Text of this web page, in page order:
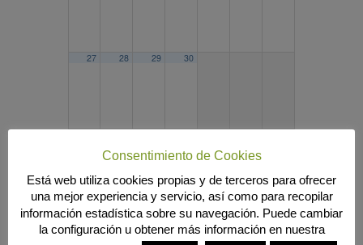
27 28 29 30
Búsqueda
MENÚ PRINCIPAL
Consentimiento de Cookies
Está web utiliza cookies propias y de terceros para ofrecer
una mejor experiencia y servicio, así como para recopilar
información estadística sobre su navegación. Puede cambiar
la configuración u obtener más información en nuestra